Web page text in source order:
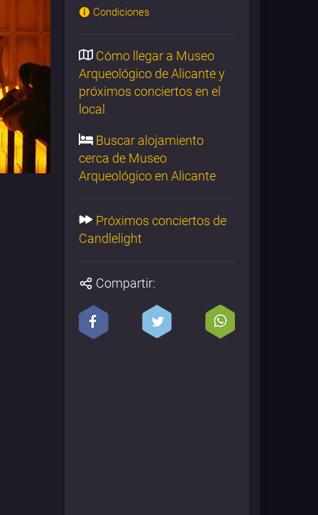
Condiciones
Cómo llegar a Museo
Arqueológico de Alicante y
próximos conciertos en el
local
Buscar alojamiento
cerca de Museo
Arqueológico en Alicante
Próximos conciertos de
Candlelight
Compartir: